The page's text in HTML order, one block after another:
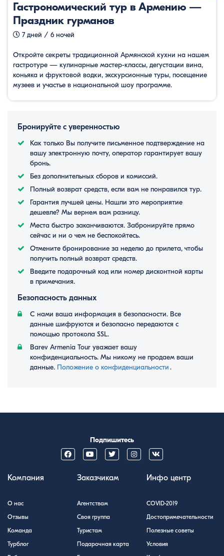
Гастрономический тур в Армению —
Праздник гурманов
7 дней / 6 ночей
Откройте секреты традиционной Армянской кухни на нашем
гастротуре — кулинарные мастер-классы, дегустации вина,
коньяка и фруктовой водки, экскурсионные туры, посещение
музеев и участье в национальной шоу программе.
Бронируйте с уверенностью
Как только Вы получите письменное подтверждение на
вашу электронную почту, оператор гарантирует вашу
бронь.
Без дополнительных сборов и комиссий.
Полный возврат средств, если вам не понравился тур.
Гарантия лучшей цены. Нашли это мероприятие
дешевле? Мы вернем вам разницу.
Места быстро заканчиваются. Забронируйте прямо
сейчас и ни о чем не беспокойтесь.
Отмените бронирование за неделю до прилета, чтобы
получить полный возврат средств.
Введите подарочный код или номер дисконтной карты
в примечания.
Безопасность данных
С нами ваша информация в безопасности. Все
данные шифруются и безопасно передаются с
помощью протокола SSL.
Barev Armenia Tour уважает вашу
конфиденциальность. Мы никому не продаем ваши
данные. Положение о конфиденциальности․
Подпишитесь
Компания
О нас
Отзывы
Команда
Турблог
Заказчикам
Агентствам
Своя группа
Туристам
Подарочная карта
Инфо центр
COVID-2019
Достопримечательности
Полезные советы
Условия